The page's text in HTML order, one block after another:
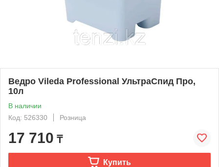
Ведро Vileda Professional УльтраСпид Про,
10л
В наличии
Код: 526330
Розница
17 710 ₸
Купить